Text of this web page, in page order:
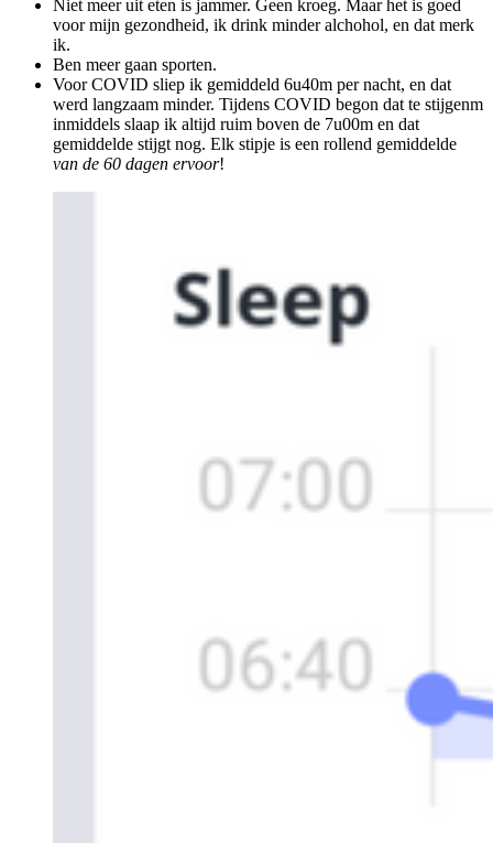
Niet meer uit eten is jammer. Geen kroeg. Maar het is goed
voor mijn gezondheid, ik drink minder alchohol, en dat merk
ik.
Ben meer gaan sporten.
Voor COVID sliep ik gemiddeld 6u40m per nacht, en dat
werd langzaam minder. Tijdens COVID begon dat te stijgenm
inmiddels slaap ik altijd ruim boven de 7u00m en dat
gemiddelde stijgt nog. Elk stipje is een rollend gemiddelde
van de 60 dagen ervoor!